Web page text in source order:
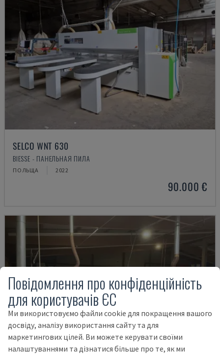
SELCO WNT 630
BIESSE - ПАНЕЛЬНАЯ ПИЛА
ПОЛЬЩА 2022
90.000 €
Повідомлення про конфіденційність
для користувачів ЄС
Ми використовуємо файли cookie для покращення вашого
досвіду, аналізу використання сайту та для
маркетингових цілей. Ви можете керувати своїми
налаштуваннями та дізнатися більше про те, як ми